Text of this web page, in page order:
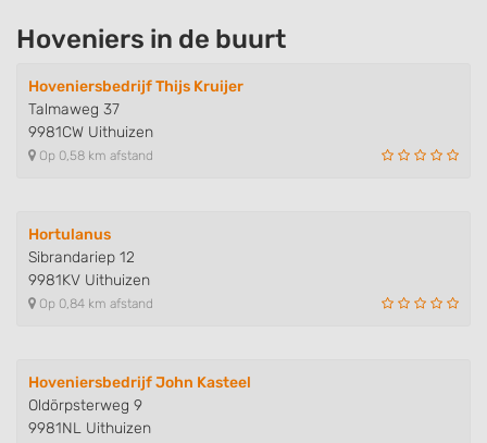
Hoveniers in de buurt
Hoveniersbedrijf Thijs Kruijer
Talmaweg 37
9981CW Uithuizen
Op 0,58 km afstand
Hortulanus
Sibrandariep 12
9981KV Uithuizen
Op 0,84 km afstand
Hoveniersbedrijf John Kasteel
Oldörpsterweg 9
9981NL Uithuizen